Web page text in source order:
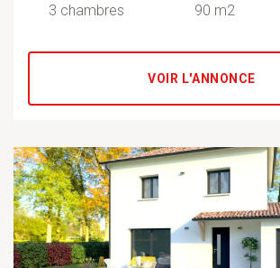
3 chambres 90 m2
VOIR L'ANNONCE